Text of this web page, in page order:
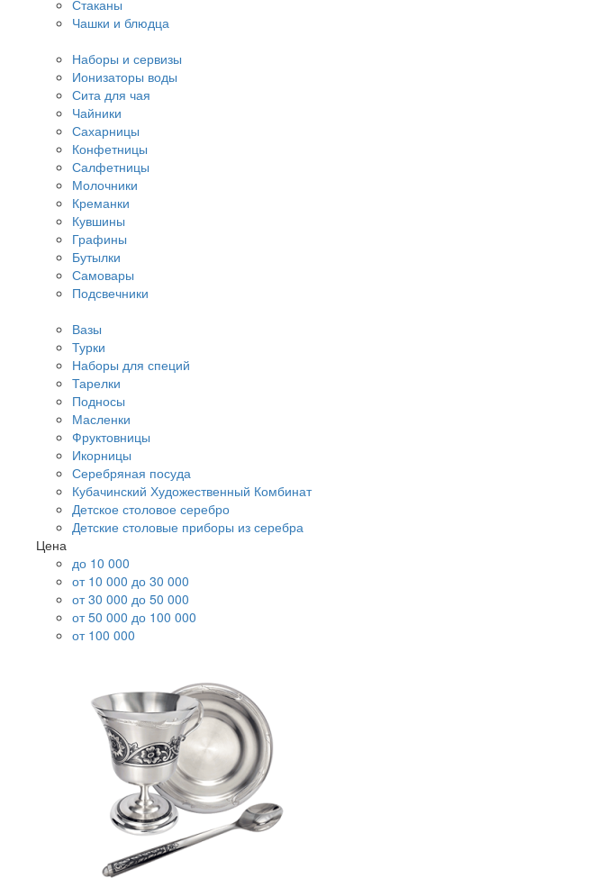
Стаканы
Чашки и блюдца
Наборы и сервизы
Ионизаторы воды
Сита для чая
Чайники
Сахарницы
Конфетницы
Салфетницы
Молочники
Креманки
Кувшины
Графины
Бутылки
Самовары
Подсвечники
Вазы
Турки
Наборы для специй
Тарелки
Подносы
Масленки
Фруктовницы
Икорницы
Серебряная посуда
Кубачинский Художественный Комбинат
Детское столовое серебро
Детские столовые приборы из серебра
Цена
до 10 000
от 10 000 до 30 000
от 30 000 до 50 000
от 50 000 до 100 000
от 100 000